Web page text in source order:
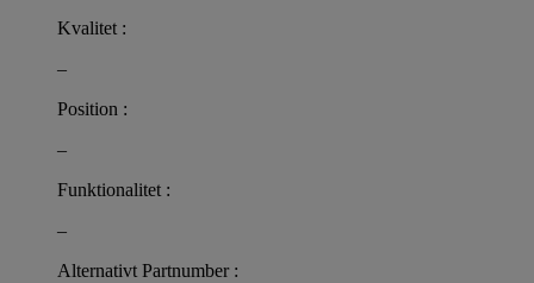
Kvalitet :
–
Position :
–
Funktionalitet :
–
Alternativt Partnumber :